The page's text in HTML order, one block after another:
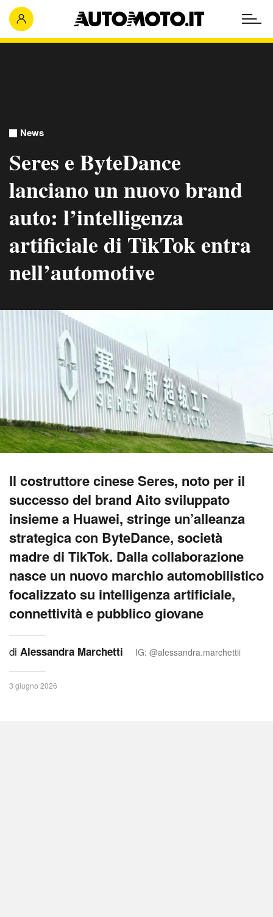
News
Seres e ByteDance
lanciano un nuovo brand
auto: l’intelligenza
artificiale di TikTok entra
nell’automotive
Il costruttore cinese Seres, noto per il
successo del brand Aito sviluppato
insieme a Huawei, stringe un’alleanza
strategica con ByteDance, società
madre di TikTok. Dalla collaborazione
nasce un nuovo marchio automobilistico
focalizzato su intelligenza artificiale,
connettività e pubblico giovane
di Alessandra Marchetti IG: @alessandra.marchettii
3 giugno 2026